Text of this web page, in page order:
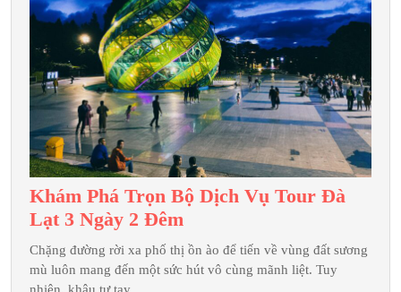
Những
Gì?
Khám Phá Trọn Bộ Dịch Vụ Tour Đà
Lạt 3 Ngày 2 Đêm
Phá
Trọn
Chặng đường rời xa phố thị ồn ào để tiến về vùng đất sương
mù luôn mang đến một sức hút vô cùng mãnh liệt. Tuy